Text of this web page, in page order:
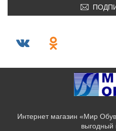
Интернет магазин «Мир
выгодный